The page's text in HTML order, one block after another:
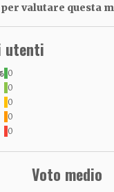
per valutare questa
utenti
0
0
0
0
0
Voto medio